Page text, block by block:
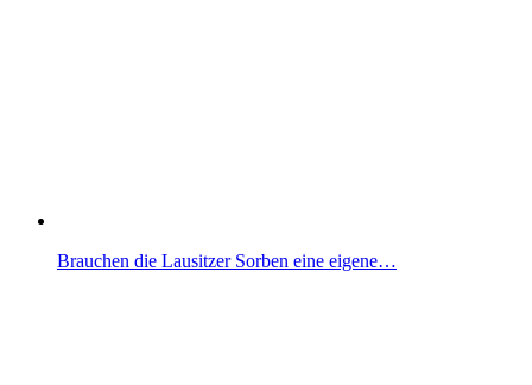
Brauchen die Lausitzer Sorben eine eigene…